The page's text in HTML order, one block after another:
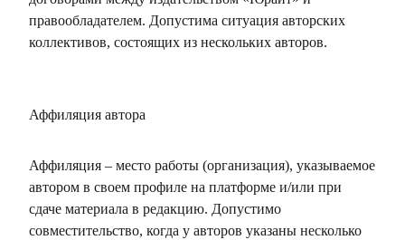
правообладателем. Допустима ситуация авторских
коллективов, состоящих из нескольких авторов.
Аффиляция автора
Аффиляция – место работы (организация), указываемое
автором в своем профиле на платформе и/или при
сдаче материала в редакцию. Допустимо
совместительство, когда у авторов указаны несколько